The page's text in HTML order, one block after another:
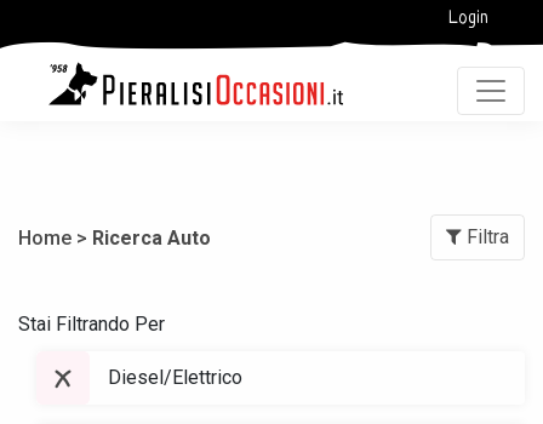
Login
Home > Ricerca Auto Filtra
Stai Filtrando Per
Diesel/Elettrico